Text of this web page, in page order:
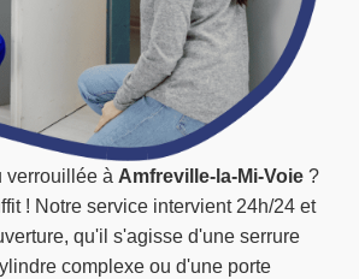
verrouillée à Amfreville-la-Mi-Voie ?
! Notre service intervient 24h/24 et
qu'il s'agisse d'une serrure
complexe ou d'une porte